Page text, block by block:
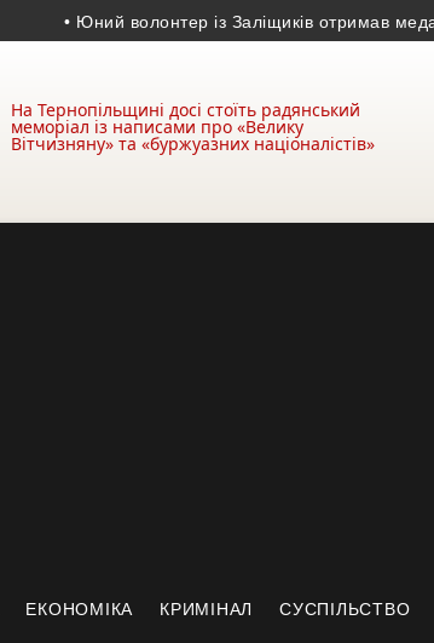
• Юний волонтер із Заліщиків отримав медаль «За
На Тернопільщині досі стоїть радянський
меморіал із написами про «Велику
Вітчизняну» та «буржуазних націоналістів»
ЕКОНОМІКА КРИМІНАЛ СУСПІЛЬСТВО